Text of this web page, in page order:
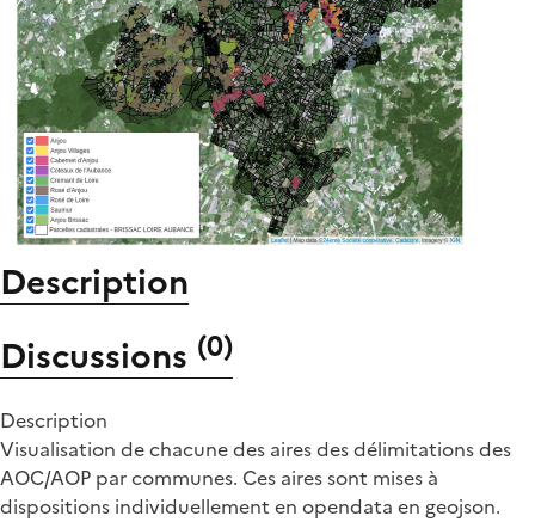
Description
Discussions (0)
Description
Visualisation de chacune des aires des délimitations des
AOC/AOP par communes. Ces aires sont mises à
dispositions individuellement en opendata en geojson.